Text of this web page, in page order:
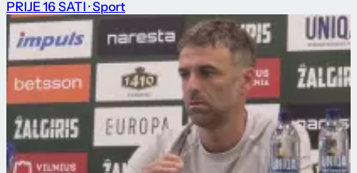
PRIJE 16 SATI · Sport